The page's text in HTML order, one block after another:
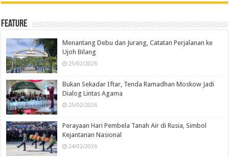
Feature
Menantang Debu dan Jurang, Catatan Perjalanan ke
Ujoh Bilang
25/02/2026
Bukan Sekadar Iftar, Tenda Ramadhan Moskow Jadi
Dialog Lintas Agama
25/02/2026
Perayaan Hari Pembela Tanah Air di Rusia, Simbol
Kejantanan Nasional
24/02/2026